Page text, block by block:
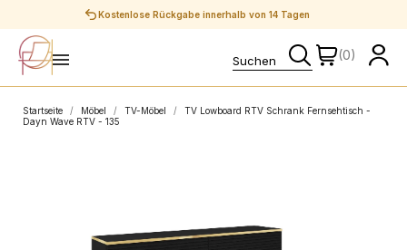
Sichere Zahlungen
(0)
Startseite Möbel TV-Möbel
TV Lowboard RTV Schrank Fernsehtisch -
Dayn Wave RTV - 135